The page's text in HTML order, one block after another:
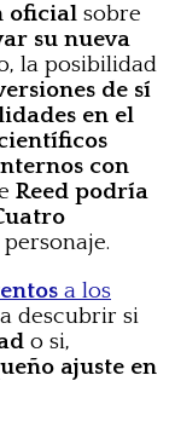
oficial sobre
su nueva
la posibilidad
de sí
en el
con
Reed podría
a los
descubrir si
o si,
ajuste en